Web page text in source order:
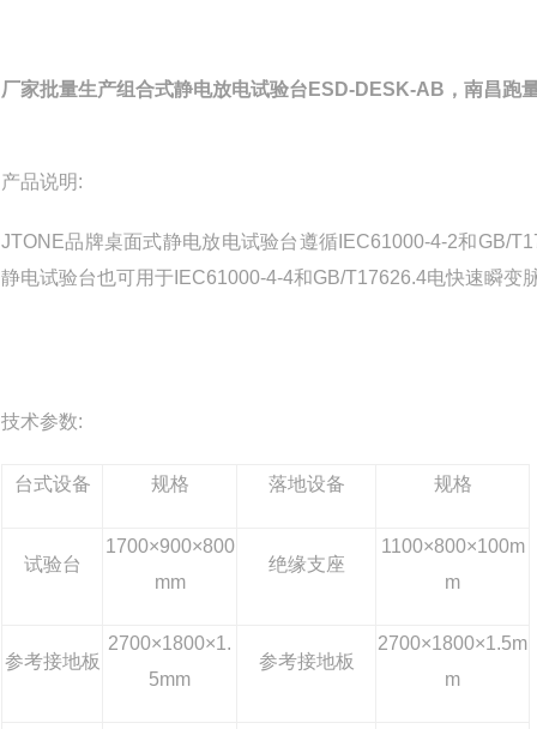
厂家批量生产组合式静电放电试验台ESD-DESK-AB，南昌跑
产品说明:
JTONE品牌桌面式静电放电试验台遵循IEC61000-4-2和GB/
静电试验台也可用于IEC61000-4-4和GB/T17626.4电快速瞬变
技术参数:
台式设备 规格 落地设备 规格
试验台
1700×900×800
mm
绝缘支座
1100×800×100m
m
参考接地板
2700×1800×1.
5mm
参考接地板
2700×1800×1.5m
m